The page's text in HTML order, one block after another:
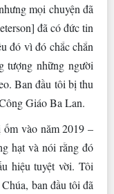
mọi chuyện đã
đã có đức tin
đó vì đó chắc chắn
tượng những người
Ban đầu tôi bị thu
Giáo Ba Lan.
vào năm 2019 –
hạt và nói rằng đó
hiệu tuyệt vời. Tôi
ban đầu tôi đã